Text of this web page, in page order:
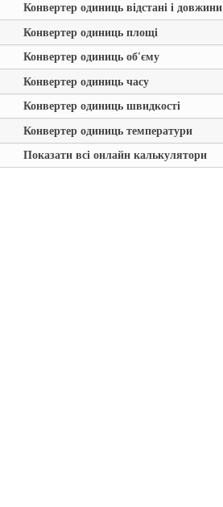
Конвертер одиниць відстані і довжини
Конвертер одиниць площі
Конвертер одиниць об'єму
Конвертер одиниць часу
Конвертер одиниць швидкості
Конвертер одиниць температури
Показати всі онлайн калькулятори